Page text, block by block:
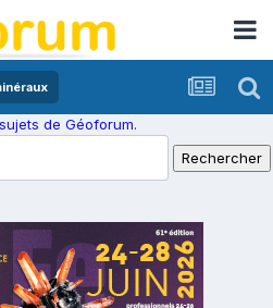
de Géoforum.